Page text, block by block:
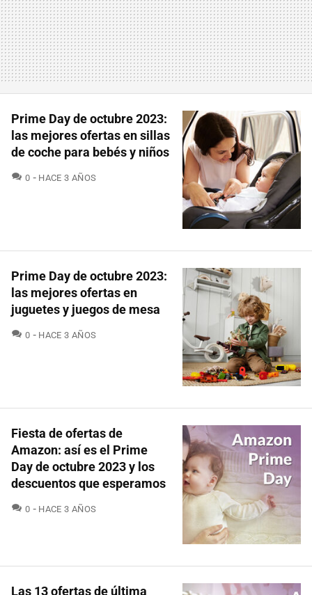
Prime Day de octubre 2023:
las mejores ofertas en sillas
de coche para bebés y niños
0 COMENTARIOS
HACE 3 AÑOS
Prime Day de octubre 2023:
las mejores ofertas en
juguetes y juegos de mesa
0 COMENTARIOS
HACE 3 AÑOS
Fiesta de ofertas de
Amazon: así es el Prime
Day de octubre 2023 y los
descuentos que esperamos
0 COMENTARIOS
HACE 3 AÑOS
Las 13 ofertas de última